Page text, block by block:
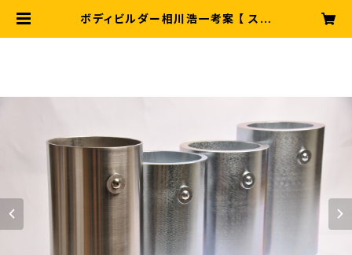
ボディビルダー相川浩一考案 【 スー